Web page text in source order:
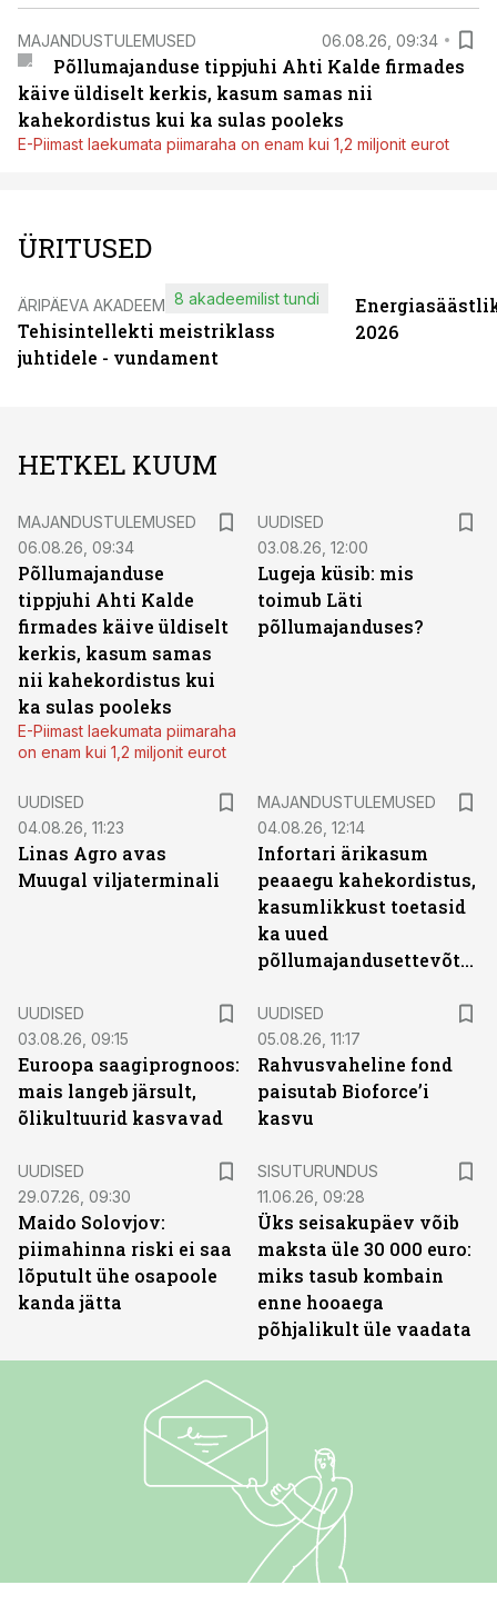
MAJANDUSTULEMUSED 06.08.26, 09:34
Põllumajanduse tippjuhi Ahti Kalde firmades
käive üldiselt kerkis, kasum samas nii
kahekordistus kui ka sulas pooleks
E-Piimast laekumata piimaraha on enam kui 1,2 miljonit eurot
ÜRITUSED
ÄRIPÄEVA AKADEEMIA
Tehisintellekti meistriklass
juhtidele - vundament
8 akadeemilist tundi
2026
HETKEL KUUM
MAJANDUSTULEMUSED
06.08.26, 09:34
Põllumajanduse
tippjuhi Ahti Kalde
firmades käive üldiselt
kerkis, kasum samas
nii kahekordistus kui
ka sulas pooleks
E-Piimast laekumata piimaraha
on enam kui 1,2 miljonit eurot
UUDISED
03.08.26, 12:00
Lugeja küsib: mis
toimub Läti
põllumajanduses?
UUDISED
04.08.26, 11:23
Linas Agro avas
Muugal viljaterminali
MAJANDUSTULEMUSED
04.08.26, 12:14
Infortari ärikasum
peaaegu kahekordistus,
kasumlikkust toetasid
ka uued
põllumajandusettevõtted
UUDISED
03.08.26, 09:15
Euroopa saagiprognoos:
mais langeb järsult,
õlikultuurid kasvavad
UUDISED
05.08.26, 11:17
Rahvusvaheline fond
paisutab Bioforce’i
kasvu
UUDISED
29.07.26, 09:30
Maido Solovjov:
piimahinna riski ei saa
lõputult ühe osapoole
kanda jätta
SISUTURUNDUS
11.06.26, 09:28
Üks seisakupäev võib
maksta üle 30 000 euro:
miks tasub kombain
enne hooaega
põhjalikult üle vaadata